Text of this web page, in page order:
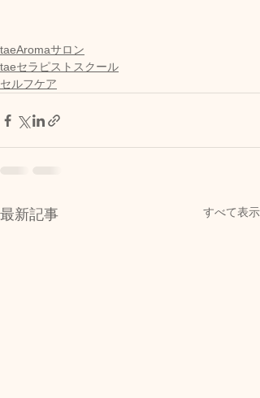
taeAromaサロン
taeセラピストスクール
セルフケア
最新記事 すべて表示